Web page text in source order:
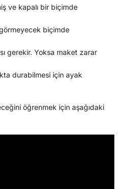
ve kapalı bir biçimde
biçimde
gerekir. Yoksa maket zarar
durabilmesi için ayak
öğrenmek için aşağıdaki